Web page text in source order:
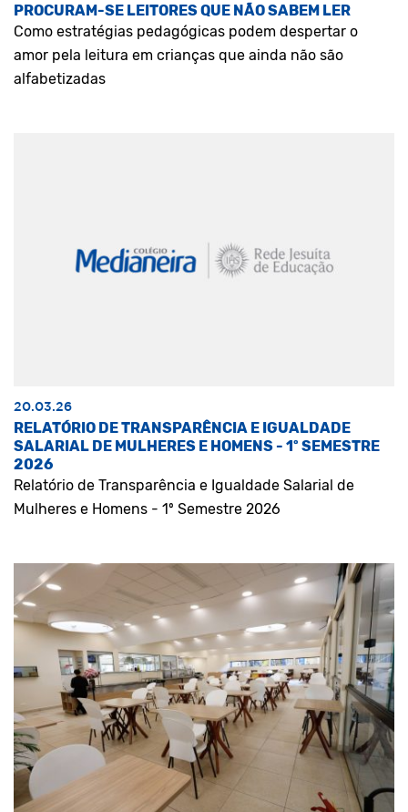
PROCURAM-SE LEITORES QUE NÃO SABEM LER
Como estratégias pedagógicas podem despertar o
amor pela leitura em crianças que ainda não são
alfabetizadas
20.03.26
RELATÓRIO DE TRANSPARÊNCIA E IGUALDADE
SALARIAL DE MULHERES E HOMENS - 1º SEMESTRE
2026
Relatório de Transparência e Igualdade Salarial de
Mulheres e Homens - 1º Semestre 2026